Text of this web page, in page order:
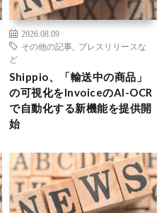
2026.08.09
その他の記事
プレスリリースな
ど
Shippio、「輸送中の商品」
の可視化をInvoiceのAI-OCR
で自動化する新機能を提供開
始